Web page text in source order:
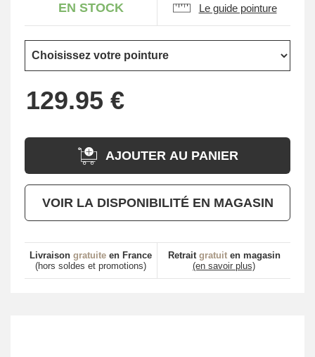
EN STOCK Le guide pointure
AJOUTER AU PANIER
VOIR LA DISPONIBILITÉ EN MAGASIN
Livraison gratuite en France
(hors soldes et promotions)
Retrait gratuiten magasin
(en savoir plus)